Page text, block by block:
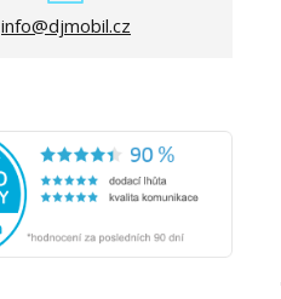
info@djmobil.cz